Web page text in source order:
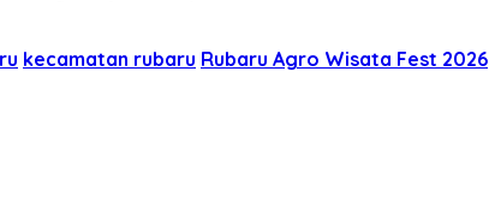
kecamatan rubaru Rubaru Agro Wisata Fest 2026